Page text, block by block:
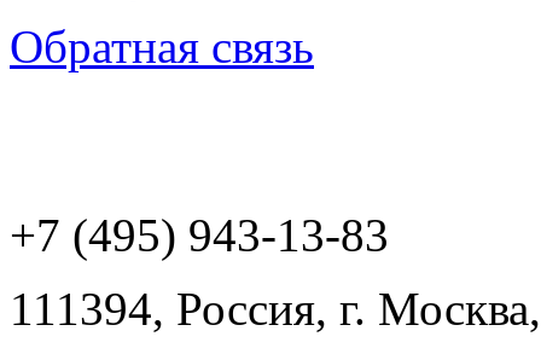
Обратная связь
+7 (495) 943-13-83
111394, Россия, г. Москва